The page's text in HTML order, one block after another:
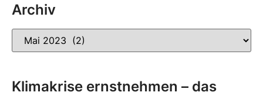
Archiv
Klimakrise ernstnehmen – das